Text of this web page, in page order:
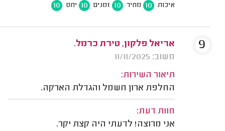
איכות 10 מחיר 10 זמנים 10 יחס 10
אריאל פלקון, טירת כרמל.
משוב: 11/11/2025
תיאור השירות:
החלפת ארון חשמל והגדלת הארקה.
חוות דעת:
אני מרוצה! לדעתי היה קצת יקר.
9